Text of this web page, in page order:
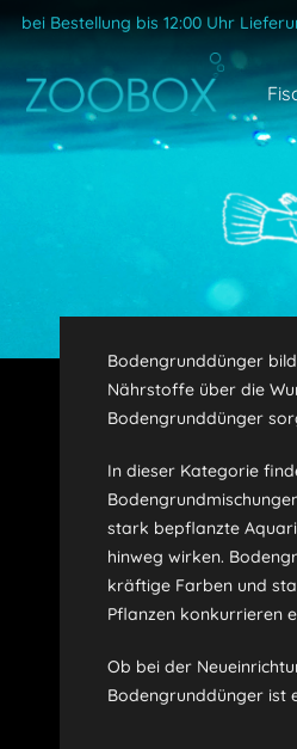
bei Bestellung bis 12:00 Uhr
Bodengrunddünger
Nährstoffe über die
Bodengrunddünger
In dieser Kategorie
stark bepflanzte
hinweg wirken.
kräftige Farben und
Pflanzen konkurrieren
Ob bei der
Bodengrunddünger ist